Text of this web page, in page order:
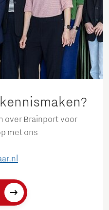
over Brainport voor
met ons